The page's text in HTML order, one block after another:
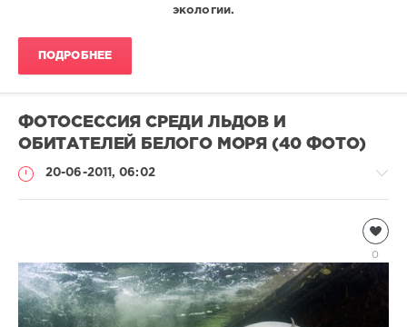
экологии.
ПОДРОБНЕЕ
ФОТОСЕССИЯ СРЕДИ ЛЬДОВ И
ОБИТАТЕЛЕЙ БЕЛОГО МОРЯ (40 ФОТО)
20-06-2011, 06:02
Natalja
4
898
0